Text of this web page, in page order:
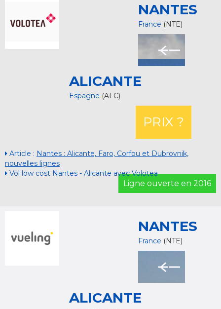
NANTES
France (NTE)
ALICANTE
Espagne (ALC)
PRIX ?
Article : Nantes : Alicante, Faro, Corfou et Dubrovnik,
nouvelles lignes
Vol low cost Nantes - Alicante avec Volotea
Ligne ouverte en 2016
NANTES
France (NTE)
ALICANTE